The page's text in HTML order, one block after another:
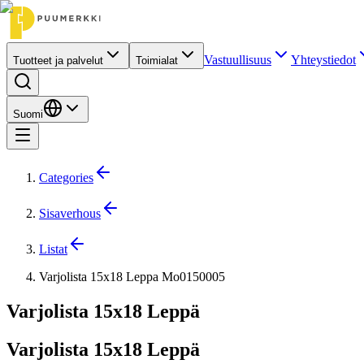
Tuotteet ja palvelut Toimialat Vastuullisuus Yhteystiedot
Suomi
Categories
Sisaverhous
Listat
Varjolista 15x18 Leppa Mo0150005
Varjolista 15x18 Leppä
Varjolista 15x18 Leppä